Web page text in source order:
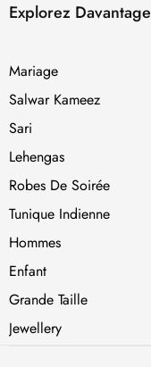
Explorez Davantage
Mariage
Salwar Kameez
Sari
Lehengas
Robes De Soirée
Tunique Indienne
Hommes
Enfant
Grande Taille
Jewellery